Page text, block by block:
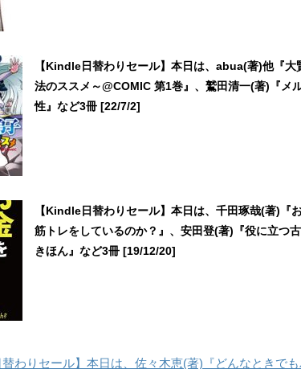
【Kindle日替わりセール】本日は、abua(著)他『大
法のススメ～@COMIC 第1巻』、鷲田清一(著)『
性』など3冊 [22/7/2]
【Kindle日替わりセール】本日は、千田琢哉(著)『
筋トレをしているのか？』、安田登(著)『役に立つ
きほん』など3冊 [19/12/20]
替わりセール】本日は、佐々木恵(著)『どんなときで